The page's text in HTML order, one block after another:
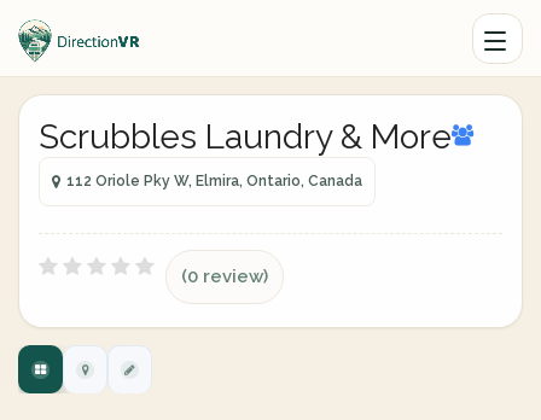
Scrubbles Laundry & More
112 Oriole Pky W, Elmira, Ontario, Canada
(0 review)